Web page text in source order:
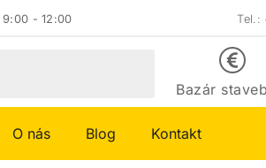
9:00 - 12:00 Tel.:
Bazár
O nás Blog Kontakt